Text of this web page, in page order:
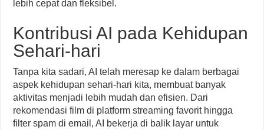
lebih cepat dan fleksibel.
Kontribusi AI pada Kehidupan
Sehari-hari
Tanpa kita sadari, AI telah meresap ke dalam berbagai
aspek kehidupan sehari-hari kita, membuat banyak
aktivitas menjadi lebih mudah dan efisien. Dari
rekomendasi film di platform streaming favorit hingga
filter spam di email, AI bekerja di balik layar untuk